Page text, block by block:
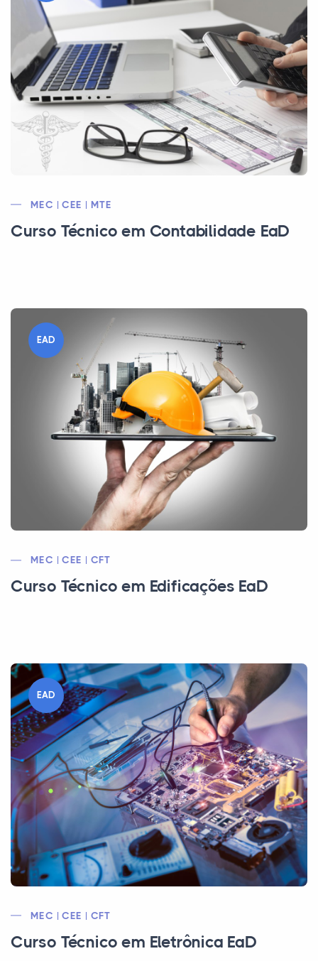
MEC | CEE | MTE
Curso Técnico em Contabilidade EaD
EAD
MEC | CEE | CFT
Curso Técnico em Edificações EaD
EAD
MEC | CEE | CFT
Curso Técnico em Eletrônica EaD